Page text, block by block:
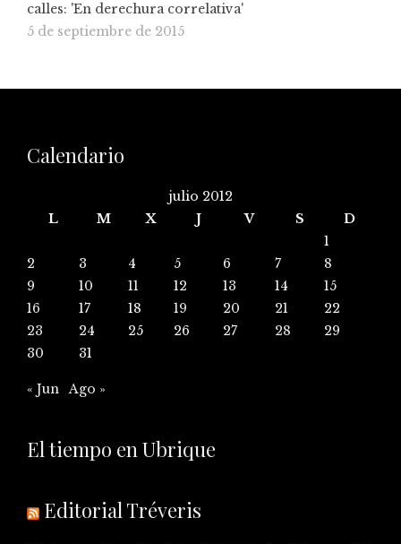
calles: 'En derechura correlativa'
5 de septiembre de 2015
Calendario
julio 2012
L
M X J V S
D
1
2
3 4 5 6 7
8
9
10 11 12 13 14
15
16
17 18 19 20 21
22
23
24 25 26 27 28
29
30
31
« Jun Ago »
El tiempo en Ubrique
Editorial Tréveris